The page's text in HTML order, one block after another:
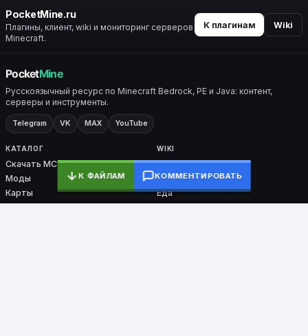
PocketMine.ru
Плагины, клиент, wiki и мониторинг серверов
Minecraft.
К плагинам Wiki
Русскоязычный ресурс по Minecraft Bedrock, PE и Java: контент,
серверы и инструменты.
Telegram VK MAX YouTube
КАТАЛОГ
Скачать MC
Моды
Карты
WIKI
Все разделы
Крафты
Еда
К ФАЙЛАМ КОММЕНТИРОВАТЬ